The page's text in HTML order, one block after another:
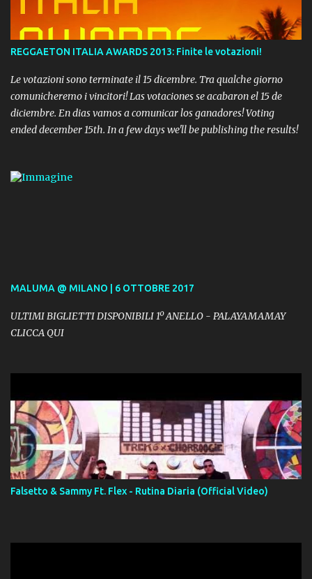
REGGAETON ITALIA AWARDS 2013: Finite le votazioni!
Le votazioni sono terminate il 15 dicembre. Tra qualche giorno
comunicheremo i vincitori! Las votaciones se acabaron el 15 de
diciembre. En dias vamos a comunicar los ganadores! Voting
ended december 15th. In a few days we'll be publishing the results!
MALUMA @ MILANO | 6 OTTOBRE 2017
ULTIMI BIGLIETTI DISPONIBILI 1º ANELLO - PALAYAMAMAY
CLICCA QUI
Falsetto & Sammy Ft. Flex - Rutina Diaria (Official Video)